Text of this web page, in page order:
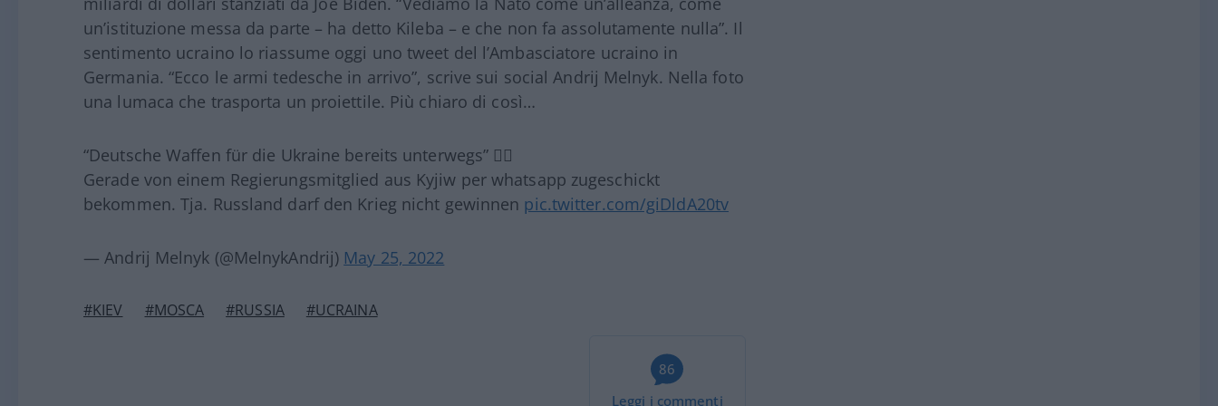
un’istituzione messa da parte – ha detto Kileba – e che non fa assolutamente nulla”. Il
sentimento ucraino lo riassume oggi uno tweet del l’Ambasciatore ucraino in
Germania. “Ecco le armi tedesche in arrivo”, scrive sui social Andrij Melnyk. Nella foto
una lumaca che trasporta un proiettile. Più chiaro di così…
“Deutsche Waffen für die Ukraine bereits unterwegs” 🤦‍♂️
Gerade von einem Regierungsmitglied aus Kyjiw per whatsapp zugeschickt
bekommen. Tja. Russland darf den Krieg nicht gewinnen pic.twitter.com/giDldA20tv
— Andrij Melnyk (@MelnykAndrij) May 25, 2022
#KIEV #MOSCA #RUSSIA #UCRAINA
86
Leggi i commenti